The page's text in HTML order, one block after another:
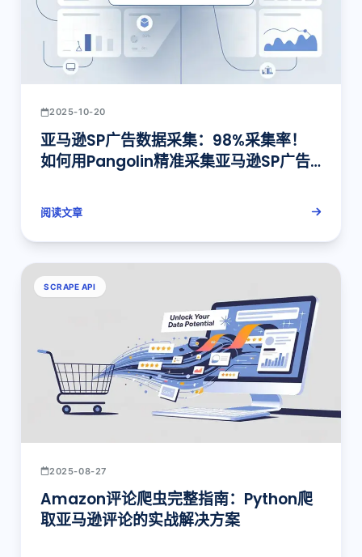
2025-10-20
亚马逊SP广告数据采集：98%采集率！
如何用Pangolin精准采集亚马逊SP广告
阅读文章
SCRAPE API
2025-08-27
Amazon评论爬虫完整指南：Python爬
取亚马逊评论的实战解决方案